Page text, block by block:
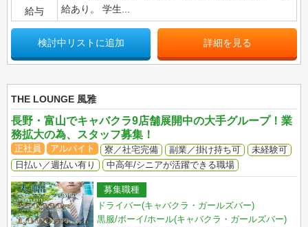
給与
給あり。 学生...
検討中リストに追加 詳細を見る
THE LOUNGE 風雅
長野・富山でキャバクラ9店舗展開中の大手グループ！業
務拡大の為、スタッフ募集！
正社員 アルバイト 寮／社宅完備 副業／掛け持ち可
未経験可
日払い／週払い有り
中高年/シニアが活躍できる職場
募集職種
ドライバー(キャバクラ・ガールズバー)
黒服/ボーイ/ホール(キャバクラ・ガールズバー)